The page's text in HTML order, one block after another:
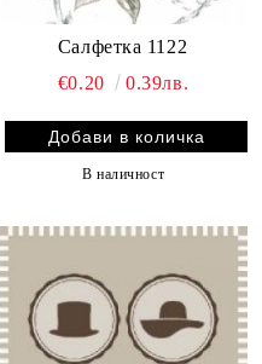
Салфетка 1122
€0.20
0.39лв.
В наличност